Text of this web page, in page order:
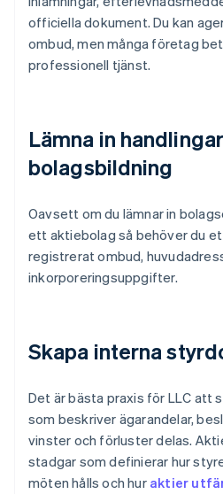
officiella dokument. Du kan
ombud, men många företag
professionell tjänst.
Lämna in
bolagsbildning
Oavsett om du lämnar in
ett aktiebolag så behöver du
registrerat ombud,
inkorporeringsuppgifter.
Skapa interna
Det är bästa praxis för LLC att
som beskriver ägarandelar,
vinster och förluster delas.
stadgar som definierar hur
möten hålls och hur aktier